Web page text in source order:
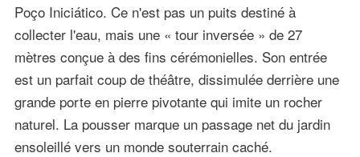
Poço Iniciático. Ce n'est pas un puits destiné à
collecter l'eau, mais une « tour inversée » de 27
mètres conçue à des fins cérémonielles. Son entrée
est un parfait coup de théâtre, dissimulée derrière une
grande porte en pierre pivotante qui imite un rocher
naturel. La pousser marque un passage net du jardin
ensoleillé vers un monde souterrain caché.